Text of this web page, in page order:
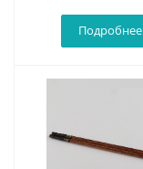
Подробнее